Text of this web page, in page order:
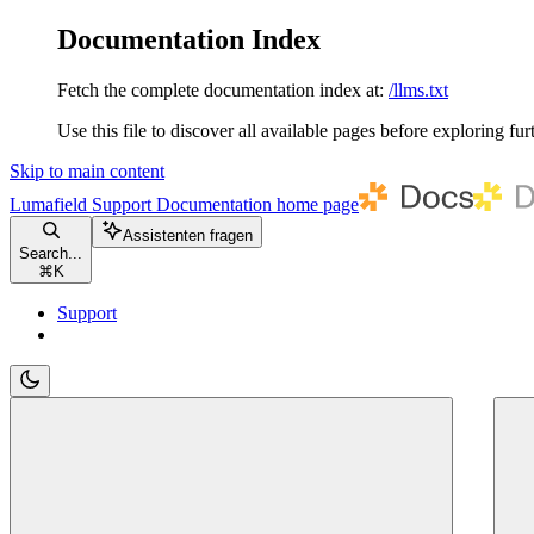
Documentation Index
Fetch the complete documentation index at: /llms.txt
Use this file to discover all available pages before exploring
Skip to main content
Lumafield Support Documentation home page
Search...
⌘ K
Assistenten fragen
Support